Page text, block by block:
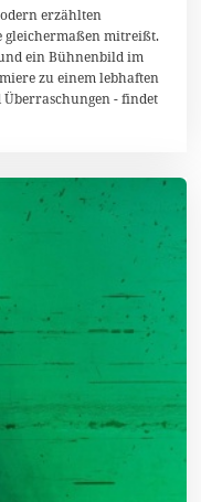
erzählten
gleichermaßen mitreißt.
ein Bühnenbild im
zu einem lebhaften
- findet